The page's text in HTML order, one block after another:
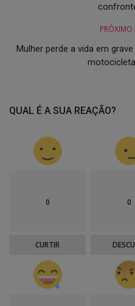
PRÓXIMO
Mulher perde a vida em
motocicleta
QUAL É A SUA REAÇÃO?
0
CURTIR
0